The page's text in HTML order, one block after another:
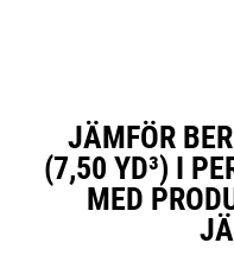
JÄMFÖR
(7,50 YD³) I
MED